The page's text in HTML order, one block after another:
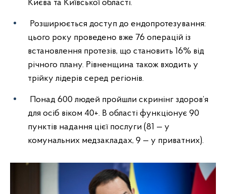
Києва та Київської області.
Розширюється доступ до ендопротезування:
цього року проведено вже 76 операцій із
встановлення протезів, що становить 16% від
річного плану. Рівненщина також входить у
трійку лідерів серед регіонів.
Понад 600 людей пройшли скринінг здоров’я
для осіб віком 40+. В області функціонує 90
пунктів надання цієї послуги (81 — у
комунальних медзакладах, 9 — у приватних).